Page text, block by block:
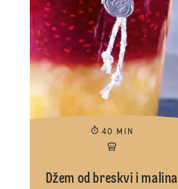
40 MIN
Džem od breskvi i malina